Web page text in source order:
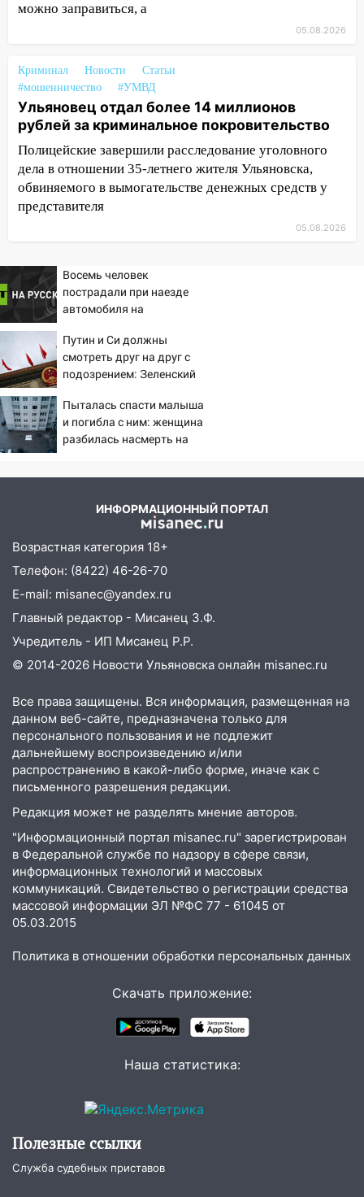
18:00
Мотофристайл, рок и силовой
17:30
Где есть бензин в Ульяновске 5
августа после рабочего дня: список АЗС
17:05
«Обыск» по видеосвязи: в
Ульяновске задержали 19-летнюю
сообщницу мошенников
16:12 Едва не перерезал горло: в
Вешкайме посиделки с судимым
знакомым закончились для женщины
16:06
18-летняя девушка без прав
перевернулась на мопеде и попала в
больницу
15:59
Ульяновец отдал более 14
миллионов рублей за криминальное
покровительство
15:32
На «кольце» кроссовер сбил 18-
летнего мопедиста
15:00
госпитализировали 25-летнего байкера
На Ульяновскую область
надвигается жара
14:08 Пешеход переходил по «зебре»:
подробности серьезной аварии на
Фруктовой
13:30 В Димитровграде на улице
Трудовой горело здание
13:00 Водитель без прав врезался в
12:37 Переезжал «зебру» на
велосипеде и попал под колеса
12:18 Вспыхнул изнутри: в
Железнодорожном районе горела дача
11:33
В Засвияжье под колёса авто
11:17 В Радищевском районе сгорели
хозяйственные постройки
11:00 В Канадее горел жилой дом
уничтожено четыре беспилотника в
В Ульяновске дотла сгорел
легковой автомобиль
наркодилеров, снабжавших две области
Вынесли приговор дебоширам,
избившим мужчину в трамвае
08:27 Ульяновская полиция получила
один из шести уникальных автомобилей
в России
можно заправиться, а
05.08.2026
Криминал Новости
Статьи
#мошенничество
#УМВД
Ульяновец отдал более 14 миллионов
рублей за криминальное покровительство
Полицейские завершили расследование уголовного
дела в отношении 35-летнего жителя Ульяновска,
обвиняемого в вымогательстве денежных средств у
представителя
05.08.2026
Восемь человек
пострадали при наезде
автомобиля на
Путин и Си должны
смотреть друг на друг с
подозрением: Зеленский
дипломатам
Пыталась спасти малыша
и погибла с ним: женщина
разбилась насмерть на
ИНФОРМАЦИОННЫЙ ПОРТАЛ
Возрастная категория 18+
Телефон: (8422) 46-26-70
E-mail: misanec@yandex.ru
Главный редактор - Мисанец З.Ф.
Учредитель - ИП Мисанец Р.Р.
© 2014-2026 Новости Ульяновска онлайн misanec.ru
Все права защищены. Вся информация, размещенная на
данном веб-сайте, предназначена только для
персонального пользования и не подлежит
дальнейшему воспроизведению и/или
распространению в какой-либо форме, иначе как с
письменного разрешения редакции.
Редакция может не разделять мнение авторов.
"Информационный портал misanec.ru" зарегистрирован
в Федеральной службе по надзору в сфере связи,
информационных технологий и массовых
коммуникаций. Свидетельство о регистрации средства
массовой информации ЭЛ №ФС 77 - 61045 от
05.03.2015
Политика в отношении обработки персональных данных
Скачать приложение:
Наша статистика:
Полезные ссылки
Служба судебных приставов